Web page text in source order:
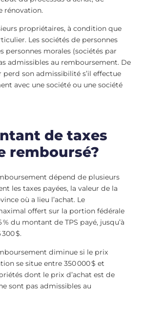
rénovation.
propriétaires, à condition que
Les sociétés de personnes
personnes morales (sociétés par
admissibles au remboursement. De
son admissibilité s’il effectue
avec une société ou une société
de taxes
remboursé?
dépend de plusieurs
les taxes payées, la valeur de la
où a lieu l’achat. Le
offert sur la portion fédérale
% du montant de TPS payé, jusqu’à
$.
diminue si le prix
se situe entre 350 000 $ et
dont le prix d’achat est de
sont pas admissibles au